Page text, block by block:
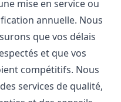
mise en service ou
annuelle. Nous
que vos délais
et que vos
compétitifs. Nous
services de qualité,